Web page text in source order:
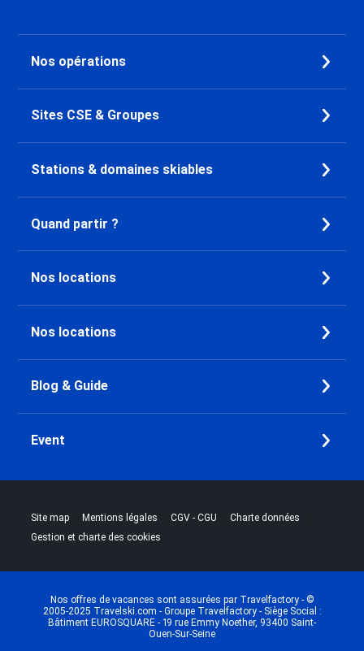
Nos opérations
Sites CSE & Groupes
Stations & domaines skiables
Quand partir ?
Nos locations
Nos locations
Blog & Guide
Event
Site map |Mentions légales |CGV - CGU |Charte données
Gestion et charte des cookies
Nos offres de vacances sont assurées par Travelfactory - ©
2005-2025 Travelski.com - Groupe Travelfactory - Siège Social :
Bâtiment EUROSQUARE - 19 rue Emmy Noether, 93400 Saint-
Ouen-Sur-Seine